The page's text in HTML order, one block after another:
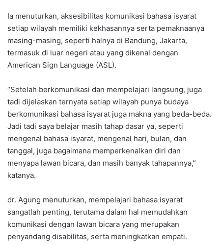
Ia menuturkan, aksesibilitas komunikasi bahasa isyarat
setiap wilayah memiliki kekhasannya serta pemaknaanya
masing-masing, seperti halnya di Bandung, Jakarta,
termasuk di luar negeri atau yang dikenal dengan
American Sign Language (ASL).
“Setelah berkomunikasi dan mempelajari langsung, juga
tadi dijelaskan ternyata setiap wilayah punya budaya
berkomunikasi bahasa isyarat juga makna yang beda-beda.
Jadi tadi saya belajar masih tahap dasar ya, seperti
mengenal bahasa isyarat, mengenal hari, bulan, dan
tanggal, juga bagaimana memperkenalkan diri dan
menyapa lawan bicara, dan masih banyak tahapannya,”
katanya.
dr. Agung menuturkan, mempelajari bahasa isyarat
sangatlah penting, terutama dalam hal memudahkan
komunikasi dengan lawan bicara yang merupakan
penyandang disabilitas, serta meningkatkan empati.